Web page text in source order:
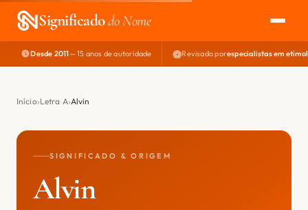
Significadodo Nome
EXPLORAR
NOME PERFEITO
Desde 2011— 15 anos de autoridade Revisado porespecialistas em
Início Letra A Alvin
SIGNIFICADO & ORIGEM
Alvin